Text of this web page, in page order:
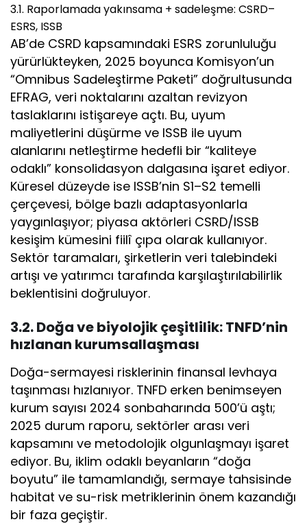
3.1. Raporlamada yakınsama + sadeleşme: CSRD–
ESRS, ISSB
AB’de CSRD kapsamındaki ESRS zorunluluğu
yürürlükteyken, 2025 boyunca Komisyon’un
“Omnibus Sadeleştirme Paketi” doğrultusunda
EFRAG, veri noktalarını azaltan revizyon
taslaklarını istişareye açtı. Bu, uyum
maliyetlerini düşürme ve ISSB ile uyum
alanlarını netleştirme hedefli bir “kaliteye
odaklı” konsolidasyon dalgasına işaret ediyor.
Küresel düzeyde ise ISSB’nin S1–S2 temelli
çerçevesi, bölge bazlı adaptasyonlarla
yaygınlaşıyor; piyasa aktörleri CSRD/ISSB
kesişim kümesini fiilî çıpa olarak kullanıyor.
Sektör taramaları, şirketlerin veri talebindeki
artışı ve yatırımcı tarafında karşılaştırılabilirlik
beklentisini doğruluyor.
3.2. Doğa ve biyolojik çeşitlilik: TNFD’nin
hızlanan kurumsallaşması
Doğa-sermayesi risklerinin finansal levhaya
taşınması hızlanıyor. TNFD erken benimseyen
kurum sayısı 2024 sonbaharında 500’ü aştı;
2025 durum raporu, sektörler arası veri
kapsamını ve metodolojik olgunlaşmayı işaret
ediyor. Bu, iklim odaklı beyanların “doğa
boyutu” ile tamamlandığı, sermaye tahsisinde
habitat ve su-risk metriklerinin önem kazandığı
bir faza geçiştir.